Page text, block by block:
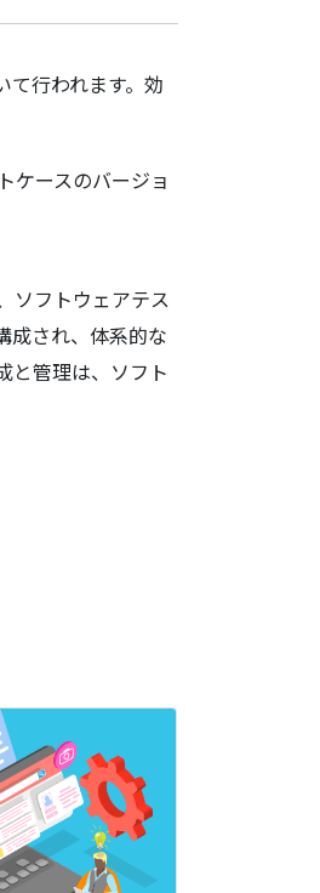
て行われます。効
ケースのバージョ
ソフトウェアテス
成され、体系的な
と管理は、ソフト